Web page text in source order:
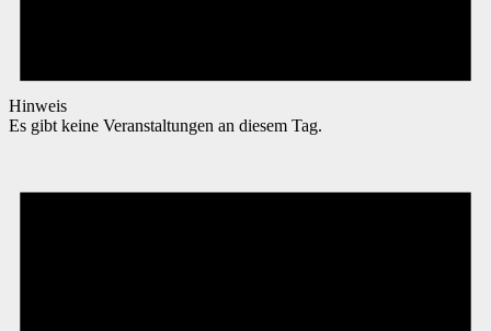
Hinweis
Es gibt keine Veranstaltungen an diesem Tag.